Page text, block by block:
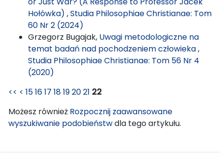
Hołówka) ,Studia Philosophiae Christianae: Tom
60 Nr 2 (2024)
Grzegorz Bugajak, Uwagi metodologiczne na
temat badań nad pochodzeniem człowieka,
Studia Philosophiae Christianae: Tom 56 Nr 4
(2020)
<< < 151617 18192021 22
Możesz również Rozpocznij zaawansowane
wyszukiwanie podobieństwdla tego artykułu.